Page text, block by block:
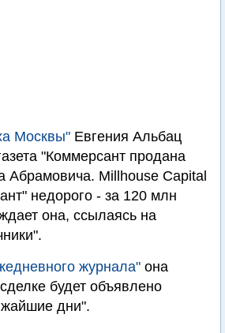
Москвы" Евгения Альбац
"Коммерсант продана
Абрамовича. Millhouse Capital
недорого - за 120 млн
она, ссылаясь на
журнала" она
будет объявлено
дни".